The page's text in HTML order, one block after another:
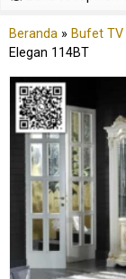
Beranda » Bufet TV
Elegan 114BT